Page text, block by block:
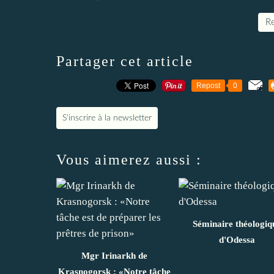
Partager cet article
Repost 0
S'inscrire à la newsletter
Vous aimerez aussi :
Mgr Irinarkh de
Krasnogorsk : «Notre tâche
Séminaire
d'Odessa